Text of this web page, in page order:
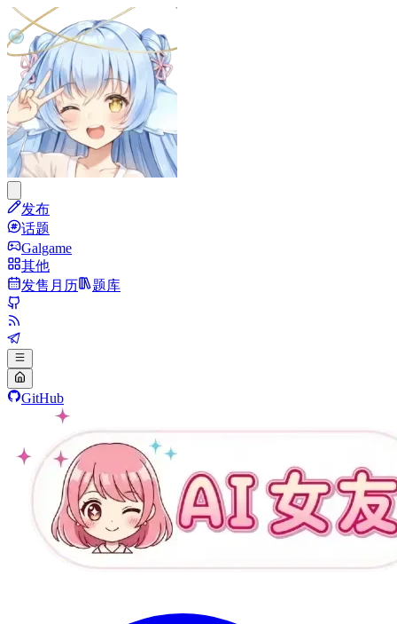
发布
话题
Galgame
其他
发售月历
题库
GitHub